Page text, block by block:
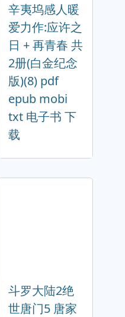
辛夷坞感人暖
爱力作:应许之
日 + 再青春 共
2册(白金纪念
版)(8) pdf
epub mobi
txt 电子书 下
载
斗罗大陆2绝
世唐门5 唐家